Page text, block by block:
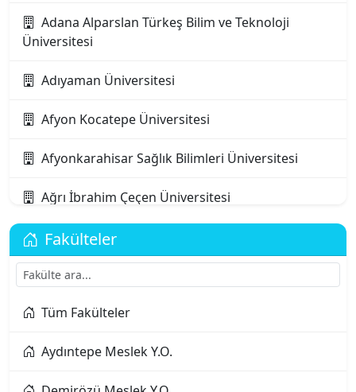
Adana Alparslan Türkeş Bilim ve Teknoloji
Üniversitesi
Adıyaman Üniversitesi
Afyon Kocatepe Üniversitesi
Afyonkarahisar Sağlık Bilimleri Üniversitesi
Ağrı İbrahim Çeçen Üniversitesi
Akdeniz Karpaz Üniversitesi
Akdeniz Üniversitesi
Aksaray Üniversitesi
Alanya Alaaddin Keykubat Üniversitesi
Fakülteler
Tüm Fakülteler
Aydıntepe Meslek Y.O.